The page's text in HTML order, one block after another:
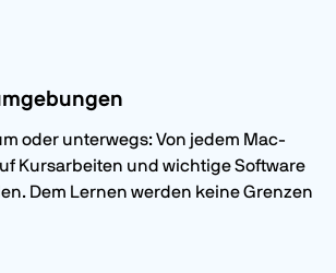
oder unterwegs: Von jedem Mac-
Kursarbeiten und wichtige Software
Dem Lernen werden keine Grenzen